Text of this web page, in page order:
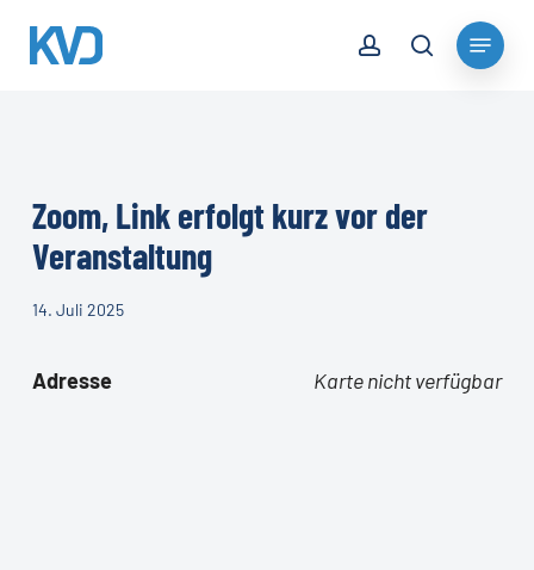
search
Menu
Zoom, Link erfolgt kurz vor der
Veranstaltung
14. Juli 2025
Karte nicht verfügbar
Adresse
Close